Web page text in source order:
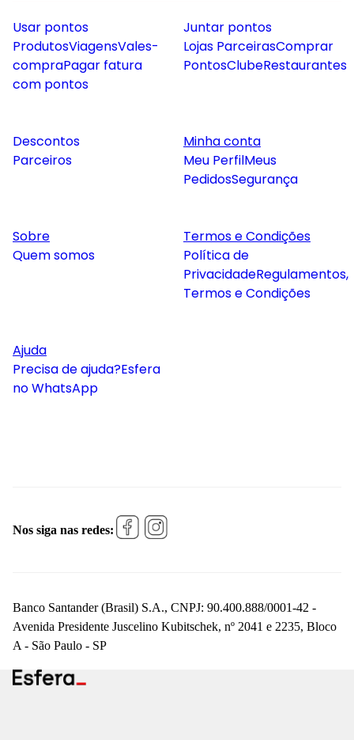
Usar pontos
ProdutosViagensVales-
compraPagar fatura
com pontos
Juntar pontos
Lojas ParceirasComprar
PontosClubeRestaurantes
Descontos
Parceiros
Minha conta
Meu PerfilMeus
PedidosSegurança
Sobre
Quem somos
Termos e Condições
Política de
PrivacidadeRegulamentos,
Termos e Condições
Ajuda
Precisa de ajuda?Esfera
no WhatsApp
Nos siga nas redes:
Banco Santander (Brasil) S.A., CNPJ: 90.400.888/0001-42 -
Avenida Presidente Juscelino Kubitschek, nº 2041 e 2235, Bloco
A - São Paulo - SP